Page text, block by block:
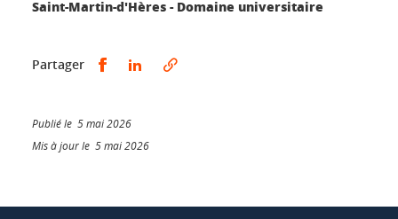
Saint-Martin-d'Hères - Domaine universitaire
Partager Partager sur Facebook
Partager sur LinkedIn
Publié le 5 mai 2026
Mis à jour le 5 mai 2026